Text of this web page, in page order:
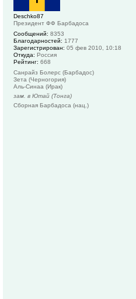
Deschko87
Президент ФФ Барбадоса
Сообщений: 8353
Благодарностей: 1777
Зарегистрирован: 05 фев 2010, 10:18
Откуда: Россия
Рейтинг: 668
Санрайз Болерс (Барбадос)
Зета (Черногория)
Аль-Синаа (Ирак)
зам. в Ютай (Тонга)
Сборная Барбадоса (нац.)